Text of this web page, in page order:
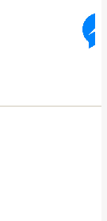
素， 與實
因此而需
因為人工